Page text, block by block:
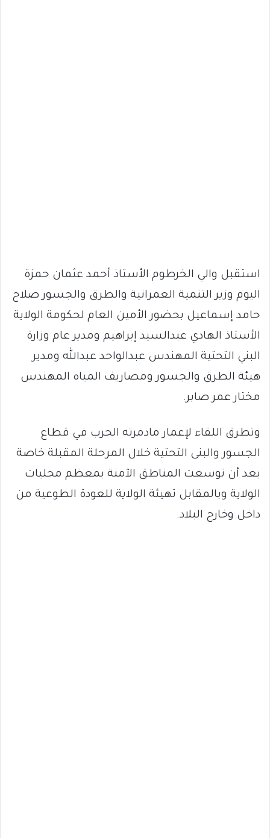
استقبل والي الخرطوم الأستاذ أحمد عثمان حمزة
اليوم وزير التنمية العمرانية والطرق والجسور صلاح
حامد إسماعيل بحضور الأمين العام لحكومة الولاية
الأستاذ الهادي عبدالسيد إبراهيم ومدير عام وزارة
البني التحتية المهندس عبدالواحد عبدالله ومدير
هيئة الطرق والجسور ومصاريف المياه المهندس
مختار عمر صابر.
وتطرق اللقاء لإعمار مادمرته الحرب في قطاع
الجسور والبنى التحتية خلال المرحلة المقبلة خاصة
بعد أن توسعت المناطق الآمنة بمعظم محليات
الولاية وبالمقابل تهيئة الولاية للعودة الطوعية من
داخل وخارج البلاد.